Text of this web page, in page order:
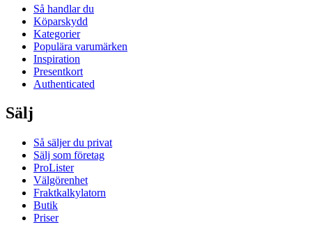
Så handlar du
Köparskydd
Kategorier
Populära varumärken
Inspiration
Presentkort
Authenticated
Sälj
Så säljer du privat
Sälj som företag
ProLister
Välgörenhet
Fraktkalkylatorn
Butik
Priser